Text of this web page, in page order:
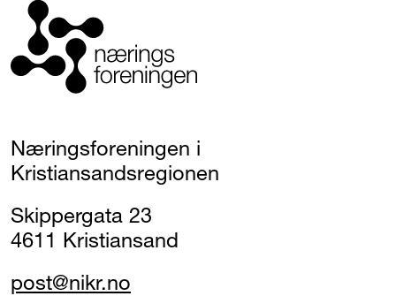
Næringsforeningen i
Kristiansandsregionen
Skippergata 23
4611 Kristiansand
post@nikr.no